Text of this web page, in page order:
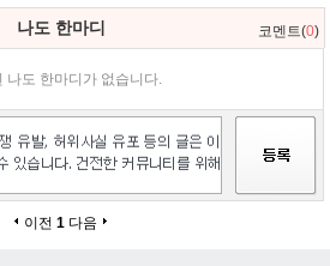
나도 한마디 코멘트(0)
나도 한마디가 없습니다.
이전 1 다음